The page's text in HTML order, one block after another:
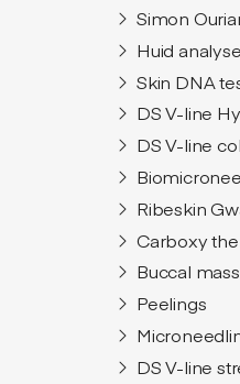
Simon
Huid
Skin DNA
DS V-line
DS V-line
Ribeskin
Carboxy
Buccal
Peelings
DS V-line